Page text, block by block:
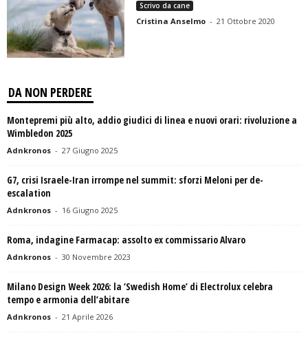
Scrivo da cane
Cristina Anselmo - 21 Ottobre 2020
DA NON PERDERE
Montepremi più alto, addio giudici di linea e nuovi orari: rivoluzione a
Wimbledon 2025
Adnkronos - 27 Giugno 2025
G7, crisi Israele-Iran irrompe nel summit: sforzi Meloni per de-
escalation
Adnkronos - 16 Giugno 2025
Roma, indagine Farmacap: assolto ex commissario Alvaro
Adnkronos - 30 Novembre 2023
Milano Design Week 2026: la ‘Swedish Home’ di Electrolux celebra
tempo e armonia dell’abitare
Adnkronos - 21 Aprile 2026